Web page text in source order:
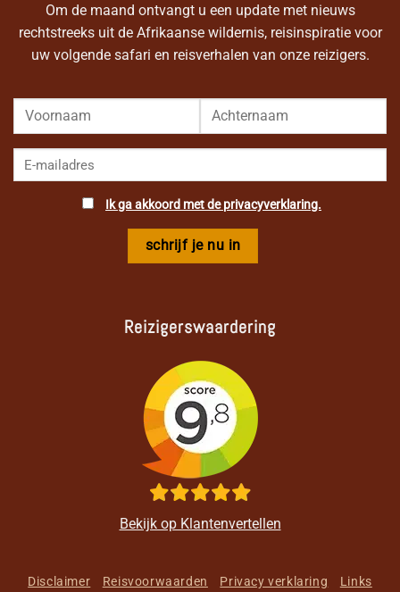
Om de maand ontvangt u een update met nieuws
rechtstreeks uit de Afrikaanse wildernis, reisinspiratie voor
uw volgende safari en reisverhalen van onze reizigers.
Ik ga akkoord met de privacyverklaring.
Reizigerswaardering
Bekijk op Klantenvertellen
Disclaimer Reisvoorwaarden Privacy verklaring Links